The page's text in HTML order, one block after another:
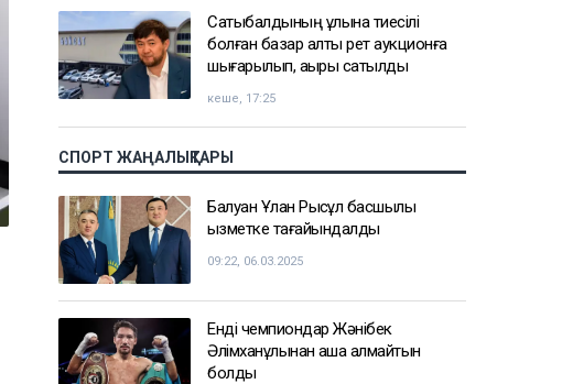
Сатыбалдының ұлына тиесілі
болған базар алты рет аукционға
шығарылып, ақыры сатылды
кеше, 17:25
СПОРТ ЖАҢАЛЫҚТАРЫ
Балуан Ұлан Рысқұл басшылық
қызметке тағайындалды
09:22, 06.03.2025
Енді чемпиондар Жәнібек
Әлімханұлынан қаша алмайтын
болды